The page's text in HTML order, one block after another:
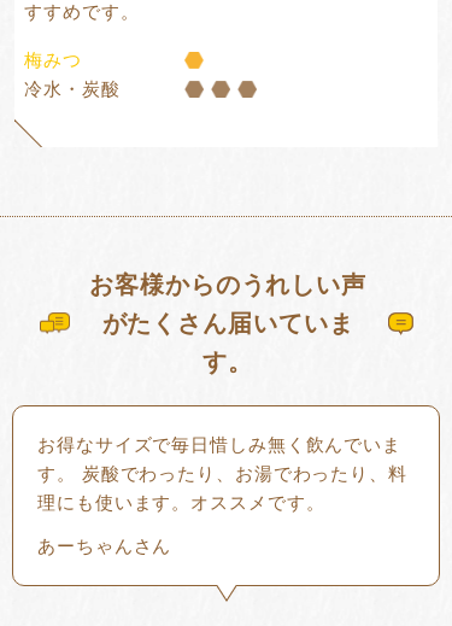
すすめです。
梅みつ
冷水・炭酸
お客様からのうれしい声
がたくさん届いていま
す。
お得なサイズで毎日惜しみ無く飲んでいま
す。 炭酸でわったり、お湯でわったり、料
理にも使います。オススメです。
あーちゃんさん